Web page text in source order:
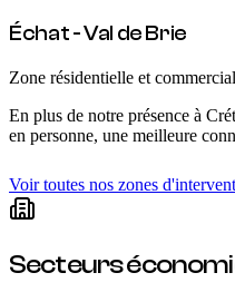
Échat - Val de Brie
Zone résidentielle et
En plus de notre présence à
en personne, une meilleure
Voir toutes nos zones
Secteurs